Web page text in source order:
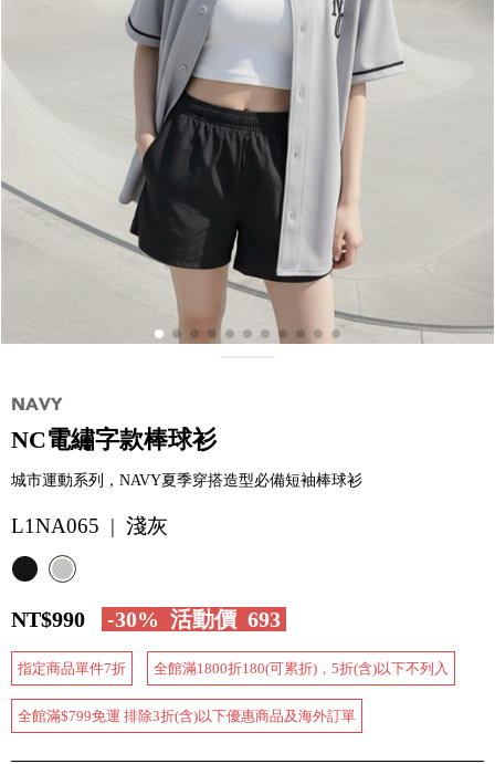
NC電繡字款棒球衫
城市運動系列，NAVY夏季穿搭造型必備短袖棒球衫
L1NA065 | 淺灰
NT$990 -30% 活動價 693
指定商品單件7折 全館滿1800折180(可累折)，5折(含)以下不列入
全館滿$799免運 排除3折(含)以下優惠商品及海外訂單